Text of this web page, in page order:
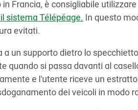
Francia, è consigliabile
sistema Télépéage. In questo
evitati.
un supporto dietro lo
quando si passa davanti al
e l'utente riceve un
dei veicoli in modo